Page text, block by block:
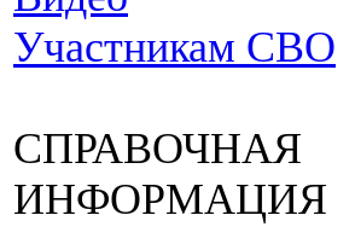
Участникам СВО
СПРАВОЧНАЯ
ИНФОРМАЦИЯ